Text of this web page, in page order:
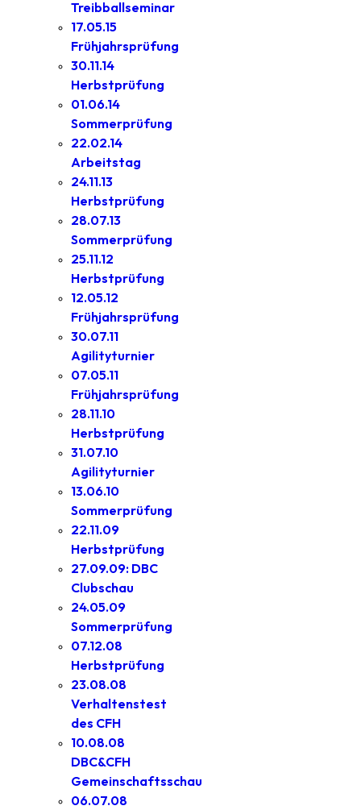
Treibballseminar
17.05.15
Frühjahrsprüfung
30.11.14
Herbstprüfung
01.06.14
Sommerprüfung
22.02.14
Arbeitstag
24.11.13
Herbstprüfung
28.07.13
Sommerprüfung
25.11.12
Herbstprüfung
12.05.12
Frühjahrsprüfung
30.07.11
Agilityturnier
07.05.11
Frühjahrsprüfung
28.11.10
Herbstprüfung
31.07.10
Agilityturnier
13.06.10
Sommerprüfung
22.11.09
Herbstprüfung
27.09.09: DBC
Clubschau
24.05.09
Sommerprüfung
07.12.08
Herbstprüfung
23.08.08
Verhaltenstest
des CFH
10.08.08
DBC&CFH
Gemeinschaftsschau
06.07.08